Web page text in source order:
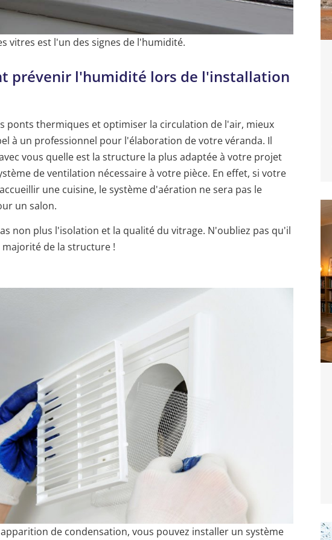
vitres est l'un des signes de l'humidité.
prévenir l'humidité lors de l'installation
ponts thermiques et optimiser la circulation de l'air, mieux
à un professionnel pour l'élaboration de votre véranda. Il
vous quelle est la structure la plus adaptée à votre projet
de ventilation nécessaire à votre pièce. En effet, si votre
une cuisine, le système d'aération ne sera pas le
un salon.
non plus l'isolation et la qualité du vitrage. N'oubliez pas qu'il
de la structure !
de condensation, vous pouvez installer un système